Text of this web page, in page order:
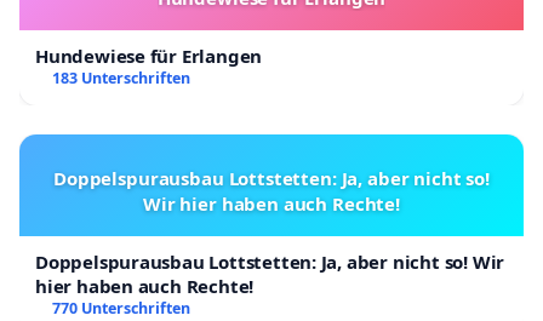
Hundewiese für Erlangen
183 Unterschriften
Doppelspurausbau Lottstetten: Ja, aber nicht so!
Wir hier haben auch Rechte!
Doppelspurausbau Lottstetten: Ja, aber nicht so! Wir
hier haben auch Rechte!
770 Unterschriften